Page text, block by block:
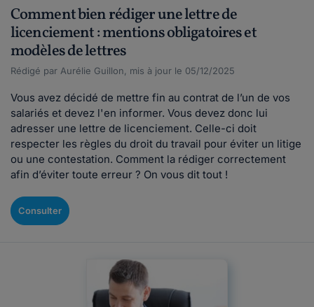
Comment bien rédiger une lettre de
licenciement : mentions obligatoires et
modèles de lettres
Rédigé par Aurélie Guillon, mis à jour le 05/12/2025
Vous avez décidé de mettre fin au contrat de l’un de vos
salariés et devez l'en informer. Vous devez donc lui
adresser une lettre de licenciement. Celle-ci doit
respecter les règles du droit du travail pour éviter un litige
ou une contestation. Comment la rédiger correctement
afin d’éviter toute erreur ? On vous dit tout !
Consulter